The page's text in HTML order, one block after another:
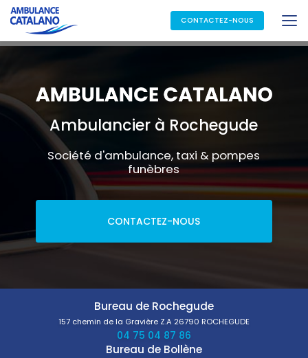
Aller
au
contenu
principal
CONTACTEZ-NOUS
Ambulancier à Rochegude
Société d'ambulance, taxi & pompes
funèbres
CONTACTEZ-NOUS
Bureau de Rochegude
157 chemin de la Gravière Z.A 26790 ROCHEGUDE
04 75 04 87 86
Bureau de Bollène